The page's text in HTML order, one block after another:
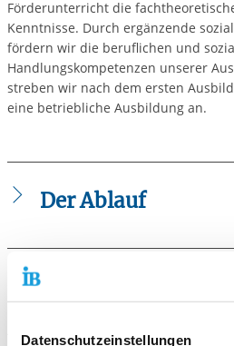
Datenschutzeinstellungen
Förderunterricht die
Kenntnisse. Durch ergänzende
fördern wir die beruflichen und
Handlungskompetenzen unserer
streben wir nach dem ersten
eine betriebliche Ausbildung an.
Der Ablauf
Die Auszubildenden werden
bestehend aus qualifizierten
Sozialpädagogen individuell
ist der Erwerb eines
Die